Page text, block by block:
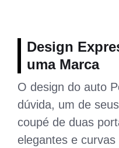
Design
uma Marca
O design do auto
dúvida, um de
coupé de duas
elegantes e